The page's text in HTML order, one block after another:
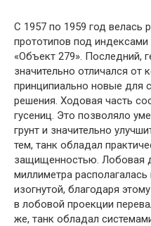
С 1957 по 1959 год велась
прототипов под
«Объект 279». Последний,
значительно отличался от
принципиально новые для
решения. Ходовая часть
гусениц. Это позволяло
грунт и значительно
тем, танк обладал
защищенностью. Лобовая
миллиметра
изогнутой, благодаря
в лобовой проекции
же, танк обладал